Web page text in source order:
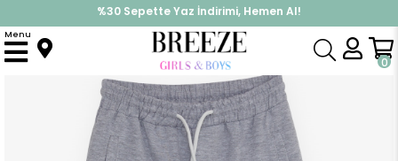
%30 Sepette Yaz İndirimi, Hemen Al!
İndirimlere ek %10 İndirimi Kap, Hemen Üye Ol!
0
Menu
Anasayfa Alt Giyim Eşofman Altı Erkek Çocuk Eşofman Altı Cebi Fermuarlı Gri Melanj (13 Yaş)